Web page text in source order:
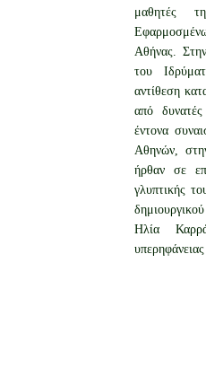
μαθητές
Αθήνας.
του
αντίθεση
από
έντονα
Αθηνών,
ήρθαν σε
γλυπτικής
Ηλία